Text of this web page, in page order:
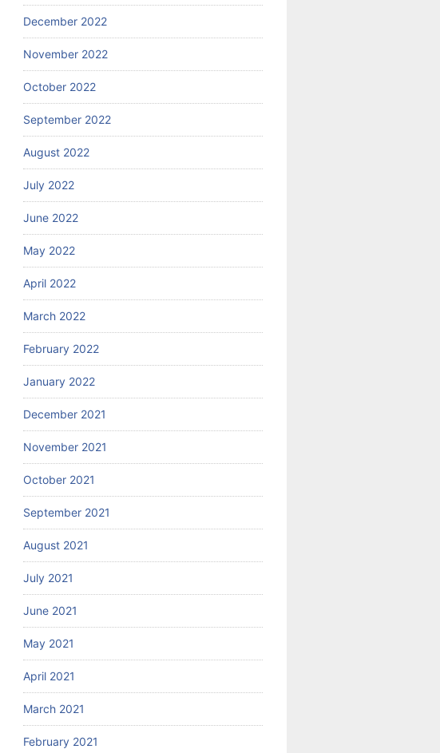
December 2022
November 2022
October 2022
September 2022
August 2022
July 2022
June 2022
May 2022
April 2022
March 2022
February 2022
January 2022
December 2021
November 2021
October 2021
September 2021
August 2021
July 2021
June 2021
May 2021
April 2021
March 2021
February 2021